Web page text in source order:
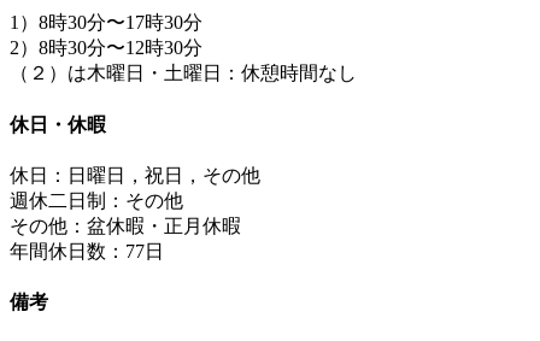
1）8時30分〜17時30分
2）8時30分〜12時30分
（２）は木曜日・土曜日：休憩時間なし
休日・休暇
休日：日曜日，祝日，その他
週休二日制：その他
その他：盆休暇・正月休暇
年間休日数：77日
備考